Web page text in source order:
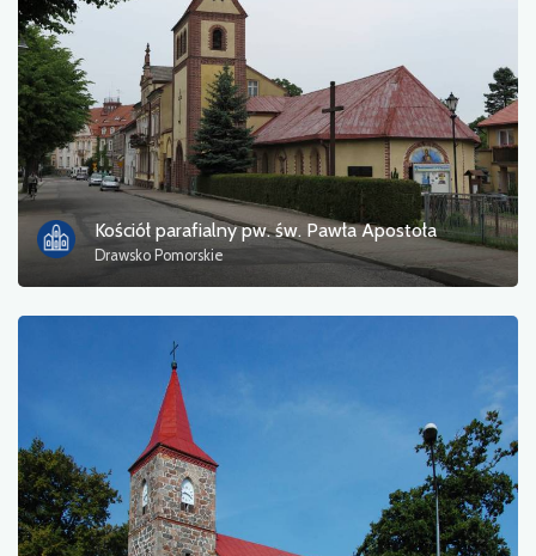
Kościół parafialny pw. św. Pawła Apostoła
Drawsko Pomorskie